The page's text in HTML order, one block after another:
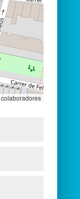
colaboradores